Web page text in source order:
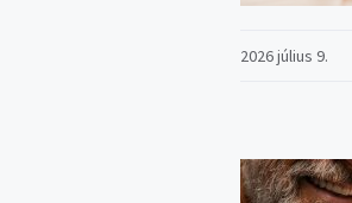
2026 július 9.